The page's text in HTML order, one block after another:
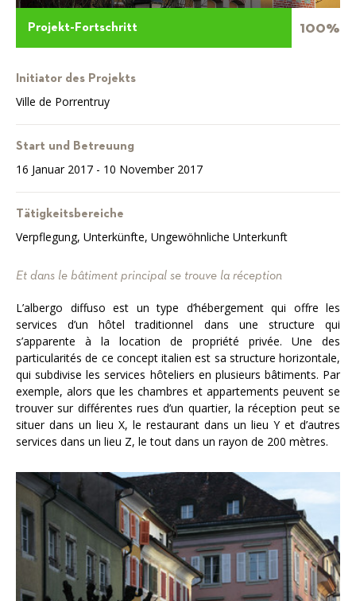
Projekt-Fortschritt 100%
Initiator des Projekts
Ville de Porrentruy
Start und Betreuung
16 Januar 2017 - 10 November 2017
Tätigkeitsbereiche
Verpflegung, Unterkünfte, Ungewöhnliche Unterkunft
Et dans le bâtiment principal se trouve la réception
L’albergo diffuso est un type d’hébergement qui offre les
services d’un hôtel traditionnel dans une structure qui
s’apparente à la location de propriété privée. Une des
particularités de ce concept italien est sa structure horizontale,
qui subdivise les services hôteliers en plusieurs bâtiments. Par
exemple, alors que les chambres et appartements peuvent se
trouver sur différentes rues d’un quartier, la réception peut se
situer dans un lieu X, le restaurant dans un lieu Y et d’autres
services dans un lieu Z, le tout dans un rayon de 200 mètres.